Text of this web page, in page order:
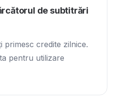
de subtitrări
primesc credite zilnice.
pentru utilizare